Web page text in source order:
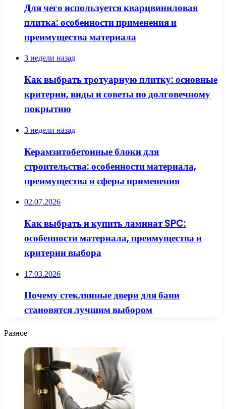
Для чего используется кварцвиниловая
плитка: особенности применения и
преимущества материала
3 недели назад
Как выбрать тротуарную плитку: основные
критерии, виды и советы по долговечному
покрытию
3 недели назад
Керамзитобетонные блоки для
строительства: особенности материала,
преимущества и сферы применения
02.07.2026
Как выбрать и купить ламинат SPC:
особенности материала, преимущества и
критерии выбора
17.03.2026
Почему стеклянные двери для бани
становятся лучшим выбором
Разное